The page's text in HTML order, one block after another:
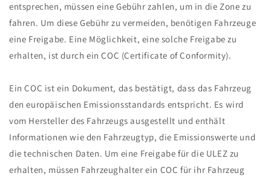
entsprechen, müssen eine Gebühr zahlen, um in die Zone zu
fahren. Um diese Gebühr zu vermeiden, benötigen Fahrzeuge
eine Freigabe. Eine Möglichkeit, eine solche Freigabe zu
erhalten, ist durch ein COC (Certificate of Conformity).
Ein COC ist ein Dokument, das bestätigt, dass das Fahrzeug
den europäischen Emissionsstandards entspricht. Es wird
vom Hersteller des Fahrzeugs ausgestellt und enthält
Informationen wie den Fahrzeugtyp, die Emissionswerte und
die technischen Daten. Um eine Freigabe für die ULEZ zu
erhalten, müssen Fahrzeughalter ein COC für ihr Fahrzeug